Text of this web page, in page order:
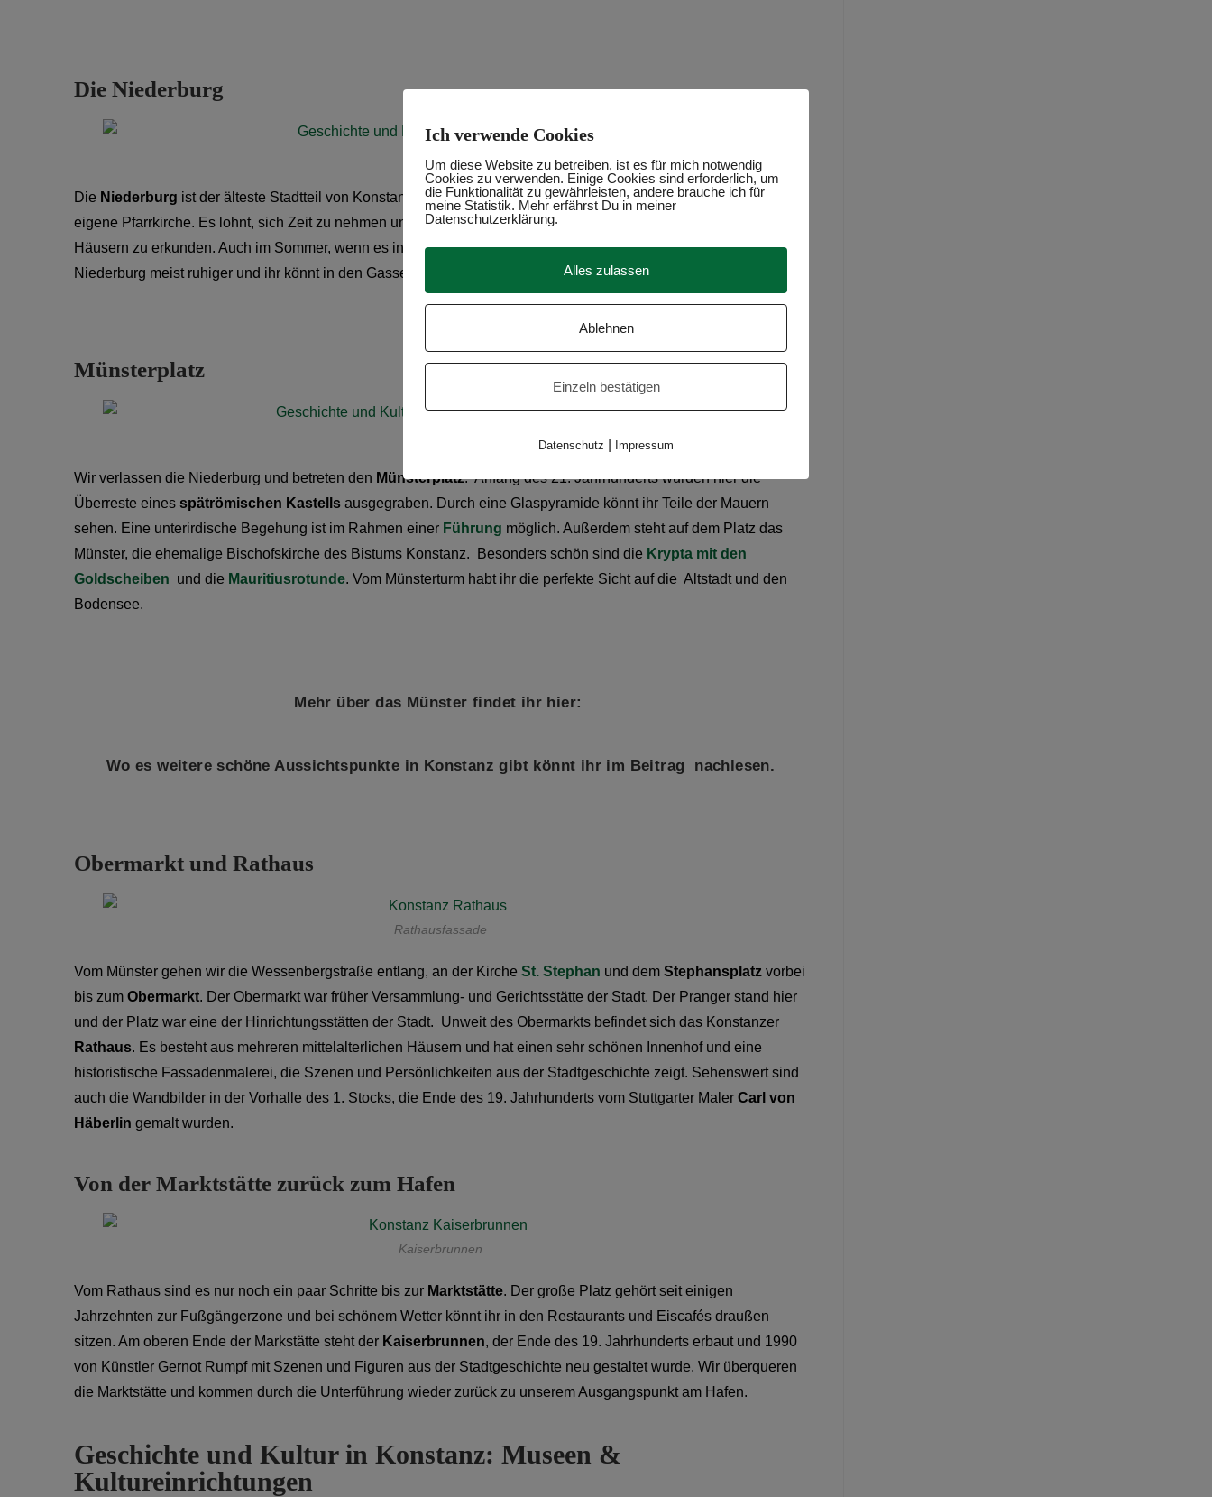
Die Niederburg
Die Niederburg ist der älteste Stadtteil von Konstanz und besaß bereits im 10. Jahrhundert mit St. Johann eine
eigene Pfarrkirche. Es lohnt, sich Zeit zu nehmen und die schmalen Gassen mit den schönen mittelalterlichen
Häusern zu erkunden. Auch im Sommer, wenn es in der restlichen Altstadt hektisch und voll ist, ist es in der
Niederburg meist ruhiger und ihr könnt in den Gassen kleine Läden, Restaurants und Weinstuben entdecken.
Münsterplatz
Wir verlassen die Niederburg und betreten den Münsterplatz. Anfang des 21. Jahrhunderts wurden hier die
Überreste eines spätrömischen Kastells ausgegraben. Durch eine Glaspyramide könnt ihr Teile der Mauern
sehen. Eine unterirdische Begehung ist im Rahmen einer Führung möglich. Außerdem steht auf dem Platz das
Münster, die ehemalige Bischofskirche des Bistums Konstanz. Besonders schön sind die Krypta mit den
Goldscheiben und die Mauritiusrotunde. Vom Münsterturm habt ihr die perfekte Sicht auf die Altstadt und den
Bodensee.
Mehr über das Münster findet ihr hier:
Wo es weitere schöne Aussichtspunkte in Konstanz gibt könnt ihr im Beitrag nachlesen.
Obermarkt und Rathaus
Rathausfassade
Vom Münster gehen wir die Wessenbergstraße entlang, an der Kirche St. Stephan und dem Stephansplatz vorbei
bis zum Obermarkt. Der Obermarkt war früher Versammlung- und Gerichtsstätte der Stadt. Der Pranger stand hier
und der Platz war eine der Hinrichtungsstätten der Stadt. Unweit des Obermarkts befindet sich das Konstanzer
Rathaus. Es besteht aus mehreren mittelalterlichen Häusern und hat einen sehr schönen Innenhof und eine
historistische Fassadenmalerei, die Szenen und Persönlichkeiten aus der Stadtgeschichte zeigt. Sehenswert sind
auch die Wandbilder in der Vorhalle des 1. Stocks, die Ende des 19. Jahrhunderts vom Stuttgarter Maler Carl von
Häberlin gemalt wurden.
Von der Marktstätte zurück zum Hafen
Kaiserbrunnen
Vom Rathaus sind es nur noch ein paar Schritte bis zur Marktstätte. Der große Platz gehört seit einigen
Jahrzehnten zur Fußgängerzone und bei schönem Wetter könnt ihr in den Restaurants und Eiscafés draußen
sitzen. Am oberen Ende der Markstätte steht der Kaiserbrunnen, der Ende des 19. Jahrhunderts erbaut und 1990
von Künstler Gernot Rumpf mit Szenen und Figuren aus der Stadtgeschichte neu gestaltet wurde. Wir überqueren
die Marktstätte und kommen durch die Unterführung wieder zurück zu unserem Ausgangspunkt am Hafen.
Geschichte und Kultur in Konstanz: Museen &
Kultureinrichtungen
Ich verwende Cookies
Um diese Website zu betreiben, ist es für mich notwendig
Cookies zu verwenden. Einige Cookies sind erforderlich, um
die Funktionalität zu gewährleisten, andere brauche ich für
meine Statistik. Mehr erfährst Du in meiner
Datenschutzerklärung.
Alles zulassen
Ablehnen
Einzeln bestätigen
Datenschutz Impressum